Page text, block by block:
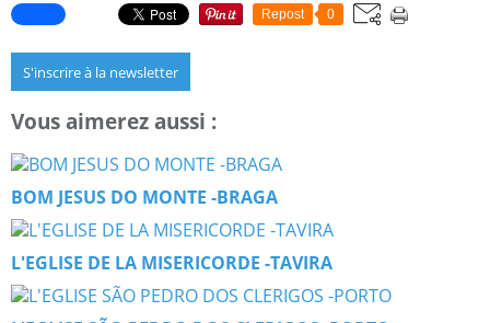
Repost 0
S'inscrire à la newsletter
Vous aimerez aussi :
BOM JESUS DO MONTE -BRAGA
L'EGLISE DE LA MISERICORDE -TAVIRA